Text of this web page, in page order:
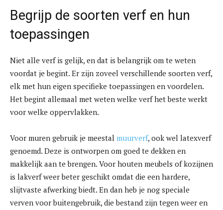
Begrijp de soorten verf en hun
toepassingen
Niet alle verf is gelijk, en dat is belangrijk om te weten
voordat je begint. Er zijn zoveel verschillende soorten verf,
elk met hun eigen specifieke toepassingen en voordelen.
Het begint allemaal met weten welke verf het beste werkt
voor welke oppervlakken.
Voor muren gebruik je meestal muurverf, ook wel latexverf
genoemd. Deze is ontworpen om goed te dekken en
makkelijk aan te brengen. Voor houten meubels of kozijnen
is lakverf weer beter geschikt omdat die een hardere,
slijtvaste afwerking biedt. En dan heb je nog speciale
verven voor buitengebruik, die bestand zijn tegen weer en